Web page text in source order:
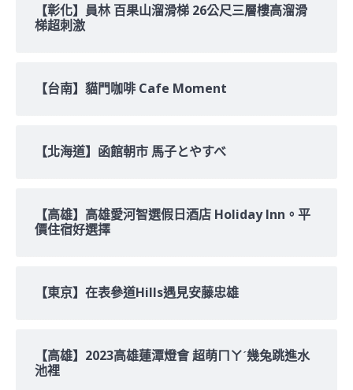
【彰化】員林 百果山溜滑梯 26公尺三層樓高溜滑
梯超刺激
【台南】貓門咖啡 Cafe Moment
【北海道】函館朝市 馬子とやすべ
【高雄】高雄愛河智選假日酒店 Holiday Inn。平
價住宿好選擇
【東京】在表參道Hills遇見安藤忠雄
【高雄】2023高雄蓮潭燈會 超萌ㄇㄚˊ幾兔跳進水
池裡